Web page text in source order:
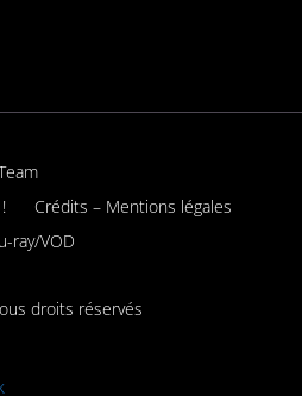
Crédits – Mentions légales
ray/VOD
droits réservés